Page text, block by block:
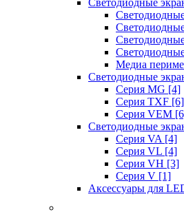
Светодиодные
Медиа
Светодиодные
Серия MG [4]
Серия TXF [6]
Серия VEM
Светодиодные
Серия VA [4]
Серия VL [4]
Серия VH [3]
Серия V [1]
Аксессуары для